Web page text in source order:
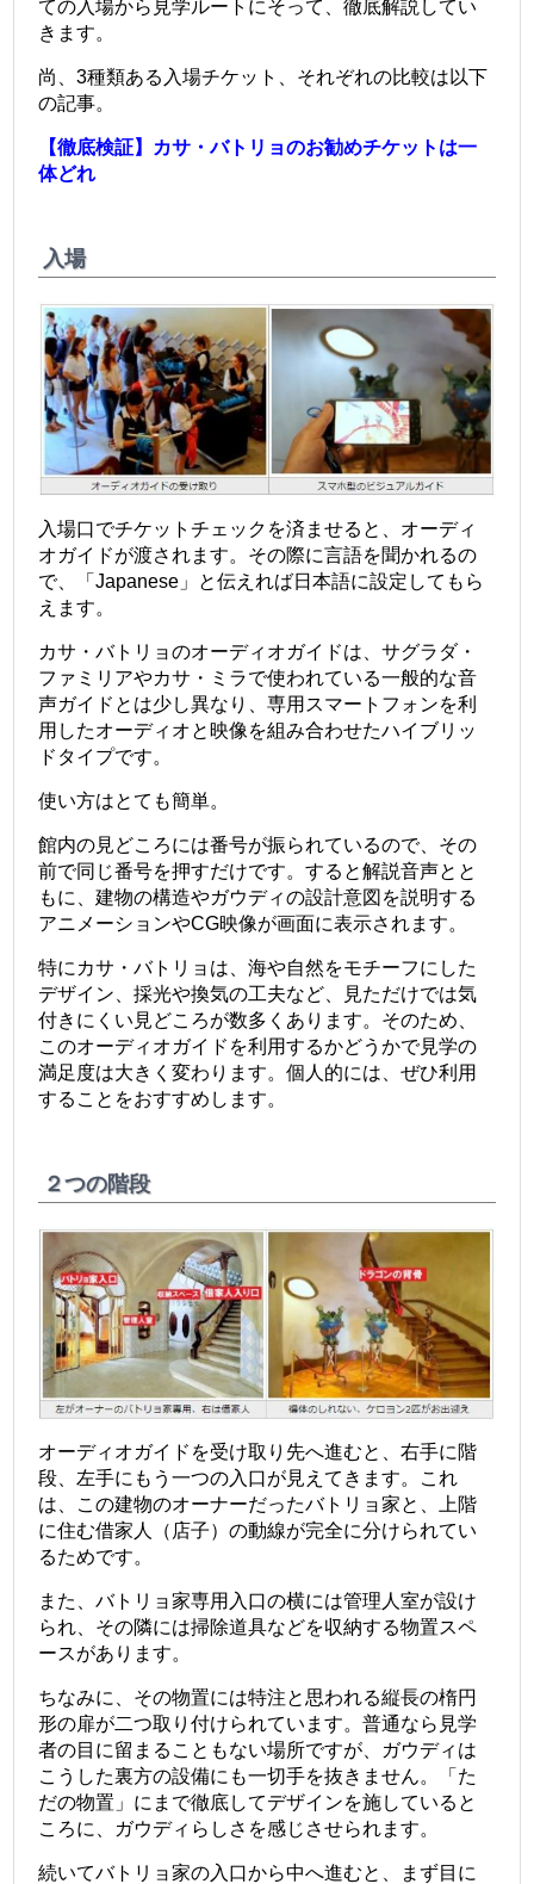
ての入場から見学ルートにそって、徹底解説してい
きます。
尚、3種類ある入場チケット、それぞれの比較は以下
の記事。
【徹底検証】カサ・バトリョのお勧めチケットは一
体どれ
入場
入場口でチケットチェックを済ませると、オーディ
オガイドが渡されます。その際に言語を聞かれるの
で、「Japanese」と伝えれば日本語に設定してもら
えます。
カサ・バトリョのオーディオガイドは、サグラダ・
ファミリアやカサ・ミラで使われている一般的な音
声ガイドとは少し異なり、専用スマートフォンを利
用したオーディオと映像を組み合わせたハイブリッ
ドタイプです。
使い方はとても簡単。
館内の見どころには番号が振られているので、その
前で同じ番号を押すだけです。すると解説音声とと
もに、建物の構造やガウディの設計意図を説明する
アニメーションやCG映像が画面に表示されます。
特にカサ・バトリョは、海や自然をモチーフにした
デザイン、採光や換気の工夫など、見ただけでは気
付きにくい見どころが数多くあります。そのため、
このオーディオガイドを利用するかどうかで見学の
満足度は大きく変わります。個人的には、ぜひ利用
することをおすすめします。
２つの階段
オーディオガイドを受け取り先へ進むと、右手に階
段、左手にもう一つの入口が見えてきます。これ
は、この建物のオーナーだったバトリョ家と、上階
に住む借家人（店子）の動線が完全に分けられてい
るためです。
また、バトリョ家専用入口の横には管理人室が設け
られ、その隣には掃除道具などを収納する物置スペ
ースがあります。
ちなみに、その物置には特注と思われる縦長の楕円
形の扉が二つ取り付けられています。普通なら見学
者の目に留まることもない場所ですが、ガウディは
こうした裏方の設備にも一切手を抜きません。「た
だの物置」にまで徹底してデザインを施していると
ころに、ガウディらしさを感じさせられます。
続いてバトリョ家の入口から中へ進むと、まず目に